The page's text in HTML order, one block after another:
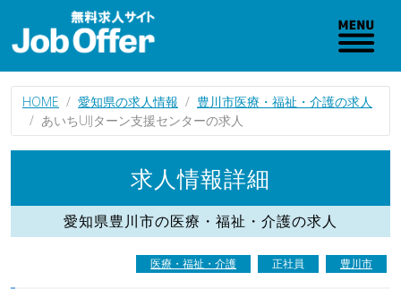
HOME 愛知県の求人情報
豊川市医療・福祉・介護の求人
あいちUIJターン支援センターの求人
求人情報詳細
愛知県豊川市の医療・福祉・介護の求人
医療・福祉・介護 正社員 豊川市